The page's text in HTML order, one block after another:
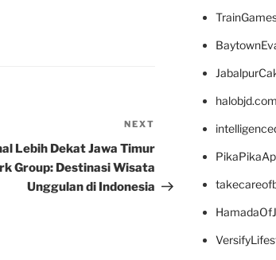
Post
NEXT
Lebih Dekat Jawa Timur
Group: Destinasi Wisata
Unggulan di Indonesia
halobjd.com